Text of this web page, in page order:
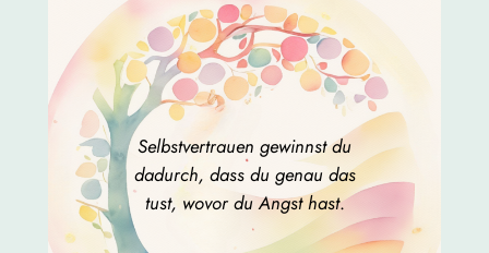
Selbstvertrauen gewinnst du
dadurch, dass du genau das
tust, wovor du Angst hast.